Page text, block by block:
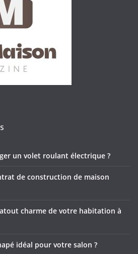
un volet roulant électrique ?
de construction de maison
charme de votre habitation à
idéal pour votre salon ?